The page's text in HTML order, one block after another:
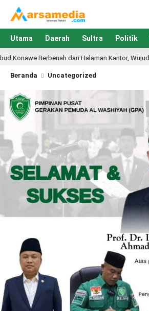
Utama Daerah Sultra Politik
dari Halaman Kantor, Wujudkan Pelayanan
Beranda Uncategorized